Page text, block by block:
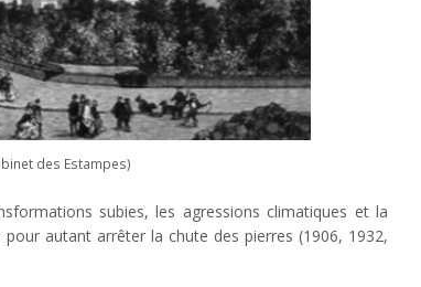
des Estampes)
subies, les agressions climatiques et la
autant arrêter la chute des pierres (1906, 1932,